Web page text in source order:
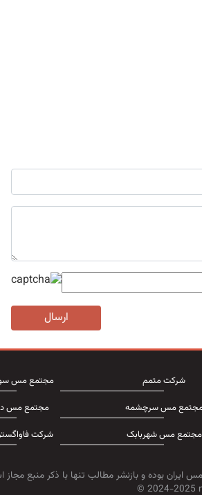
ارسال
شرکت متمم
مس سرچشمه
مجتمع مس شهربابک
مجتمع مس
مجتمع مس
شرکت
بوده و بازنشر مطالب تنها با ذکر منبع
© 2024-2025